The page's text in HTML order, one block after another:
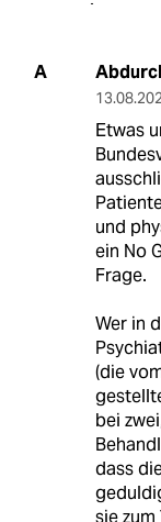
A
Etwas
und
ein No
Frage.
Wer in
(die
bei
dass
sie